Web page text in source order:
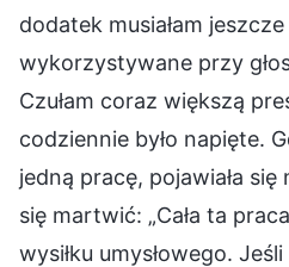
dodatek musiałam
wykorzystywane przy
Czułam coraz większą
codziennie było napięte.
jedną pracę, pojawiała się
się martwić: „Cała ta
wysiłku umysłowego.